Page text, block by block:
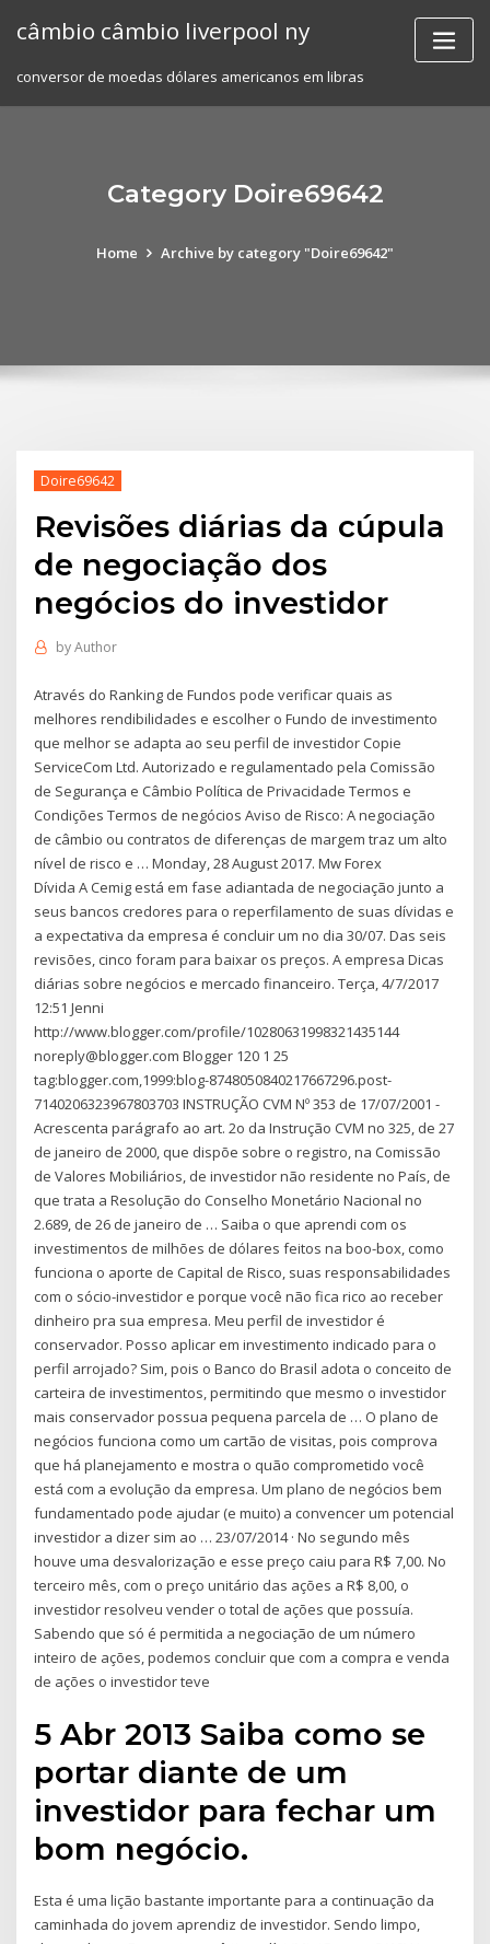
câmbio câmbio liverpool ny
conversor de moedas dólares americanos em libras
Category Doire69642
Home Archive by category "Doire69642"
Doire69642
Revisões diárias da cúpula
de negociação dos
negócios do investidor
byAuthor
Através do Ranking de Fundos pode verificar quais as
melhores rendibilidades e escolher o Fundo de investimento
que melhor se adapta ao seu perfil de investidor Copie
ServiceCom Ltd. Autorizado e regulamentado pela Comissão
de Segurança e Câmbio Política de Privacidade Termos e
Condições Termos de negócios Aviso de Risco: A negociação
de câmbio ou contratos de diferenças de margem traz um alto
nível de risco e … Monday, 28 August 2017. Mw Forex
Dívida A Cemig está em fase adiantada de negociação junto a
seus bancos credores para o reperfilamento de suas dívidas e
a expectativa da empresa é concluir um no dia 30/07. Das seis
revisões, cinco foram para baixar os preços. A empresa Dicas
diárias sobre negócios e mercado financeiro. Terça, 4/7/2017
12:51 Jenni
http://www.blogger.com/profile/10280631998321435144
noreply@blogger.com Blogger 120 1 25
tag:blogger.com,1999:blog-8748050840217667296.post-
7140206323967803703 INSTRUÇÃO CVM Nº 353 de 17/07/2001 -
Acrescenta parágrafo ao art. 2o da Instrução CVM no 325, de 27
de janeiro de 2000, que dispõe sobre o registro, na Comissão
de Valores Mobiliários, de investidor não residente no País, de
que trata a Resolução do Conselho Monetário Nacional no
2.689, de 26 de janeiro de … Saiba o que aprendi com os
investimentos de milhões de dólares feitos na boo-box, como
funciona o aporte de Capital de Risco, suas responsabilidades
com o sócio-investidor e porque você não fica rico ao receber
dinheiro pra sua empresa. Meu perfil de investidor é
conservador. Posso aplicar em investimento indicado para o
perfil arrojado? Sim, pois o Banco do Brasil adota o conceito de
carteira de investimentos, permitindo que mesmo o investidor
mais conservador possua pequena parcela de … O plano de
negócios funciona como um cartão de visitas, pois comprova
que há planejamento e mostra o quão comprometido você
está com a evolução da empresa. Um plano de negócios bem
fundamentado pode ajudar (e muito) a convencer um potencial
investidor a dizer sim ao … 23/07/2014 · No segundo mês
houve uma desvalorização e esse preço caiu para R$ 7,00. No
terceiro mês, com o preço unitário das ações a R$ 8,00, o
investidor resolveu vender o total de ações que possuía.
Sabendo que só é permitida a negociação de um número
inteiro de ações, podemos concluir que com a compra e venda
de ações o investidor teve
5 Abr 2013 Saiba como se
portar diante de um
investidor para fechar um
bom negócio.
Esta é uma lição bastante importante para a continuação da
caminhada do jovem aprendiz de investidor. Sendo limpo,